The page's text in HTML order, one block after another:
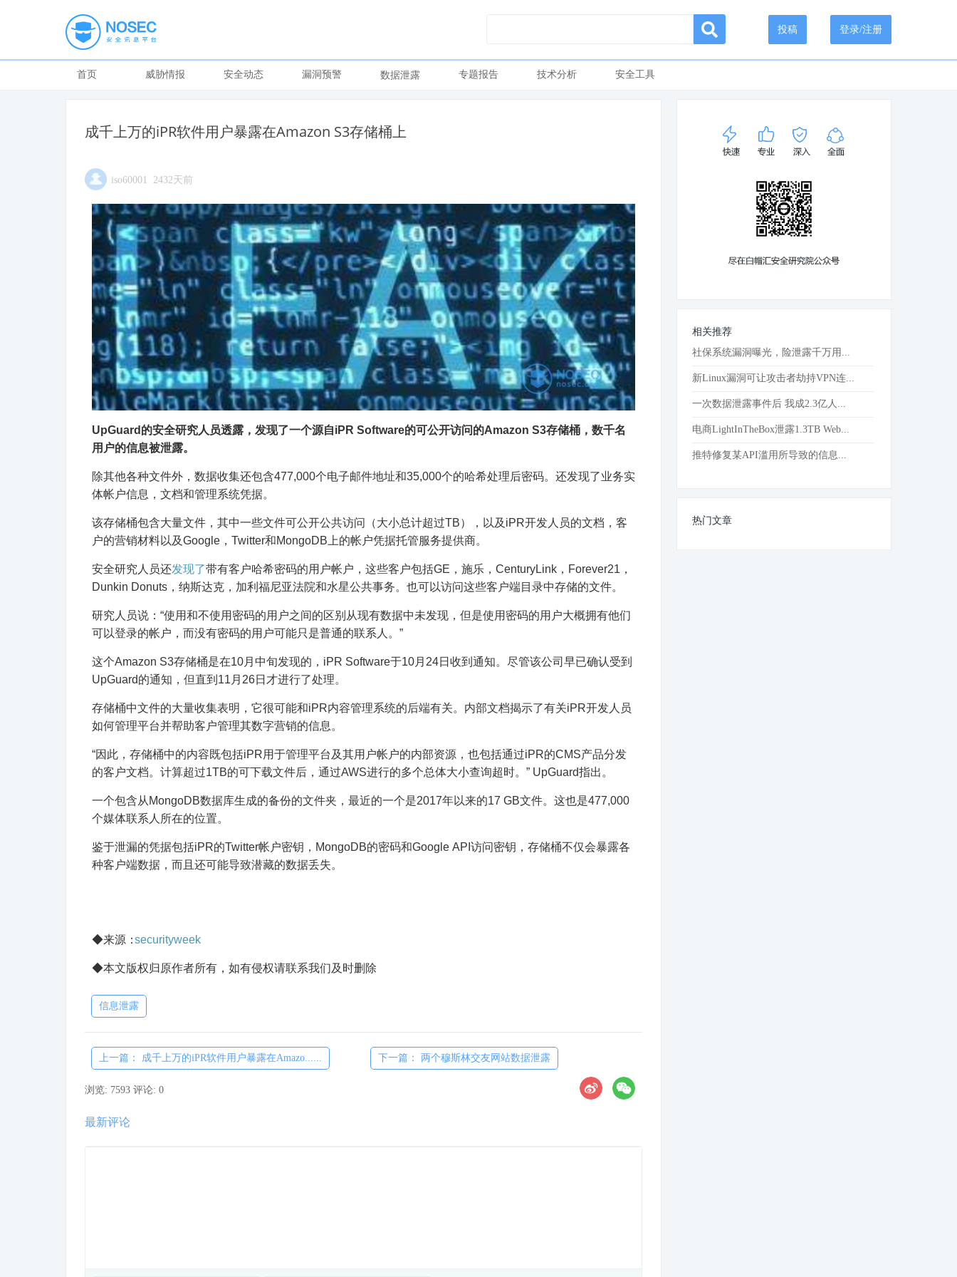
登录/注册
投稿
首页 威胁情报 安全动态 漏洞预警 数据泄露 专题报告 技术分析 安全工具
成千上万的iPR软件用户暴露在Amazon S3存储桶上
iso60001 2432天前
UpGuard的安全研究人员透露，发现了一个源自iPR Software的可公开访问的Amazon S3存储桶，数千名
用户的信息被泄露。
除其他各种文件外，数据收集还包含477,000个电子邮件地址和35,000个的哈希处理后密码。 还发现了业务实
体帐户信息，文档和管理系统凭据。
该存储桶包含大量文件，其中一些文件可公开公共访问（大小总计超过TB），以及iPR开发人员的文档，客
户的营销材料以及Google，Twitter和MongoDB上的帐户凭据托管服务提供商。
安全研究人员还发现了带有客户哈希密码的用户帐户，这些客户包括GE，施乐，CenturyLink，Forever21，
Dunkin Donuts，纳斯达克，加利福尼亚法院和水星公共事务。 也可以访问这些客户端目录中存储的文件。
研究人员说：“使用和不使用密码的用户之间的区别从现有数据中未发现，但是使用密码的用户大概拥有他们
可以登录的帐户，而没有密码的用户可能只是普通的联系人。”
这个Amazon S3存储桶是在10月中旬发现的，iPR Software于10月24日收到通知。尽管该公司早已确认受到
UpGuard的通知，但直到11月26日才进行了处理。
存储桶中文件的大量收集表明，它很可能和iPR内容管理系统的后端有关。 内部文档揭示了有关iPR开发人员
如何管理平台并帮助客户管理其数字营销的信息。
“因此，存储桶中的内容既包括iPR用于管理平台及其用户帐户的内部资源，也包括通过iPR的CMS产品分发
的客户文档。 计算超过1TB的可下载文件后，通过AWS进行的多个总体大小查询超时。” UpGuard指出。
一个包含从MongoDB数据库生成的备份的文件夹，最近的一个是2017年以来的17 GB文件。这也是477,000
个媒体联系人所在的位置。
鉴于泄漏的凭据包括iPR的Twitter帐户密钥，MongoDB的密码和Google API访问密钥，存储桶不仅会暴露各
种客户端数据，而且还可能导致潜藏的数据丢失。
◆来源：securityweek
◆本文版权归原作者所有，如有侵权请联系我们及时删除
信息泄露
上一篇： 成千上万的iPR软件用户暴露在Amazo...... 下一篇： 两个穆斯林交友网站数据泄露
浏览: 7593 评论: 0
最新评论
相关推荐
社保系统漏洞曝光，险泄露千万用...
新Linux漏洞可让攻击者劫持VPN连...
一次数据泄露事件后 我成2.3亿人...
电商LightInTheBox泄露1.3TB Web...
推特修复某API滥用所导致的信息...
热门文章